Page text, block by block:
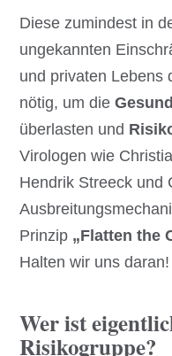
Diese zumindest in
ungekannten
und privaten Lebens
nötig, um die
überlasten und
Virologen wie
Hendrik Streeck und
Prinzip „Flatten the
Halten wir uns daran!
Wer ist
Risikogruppe?